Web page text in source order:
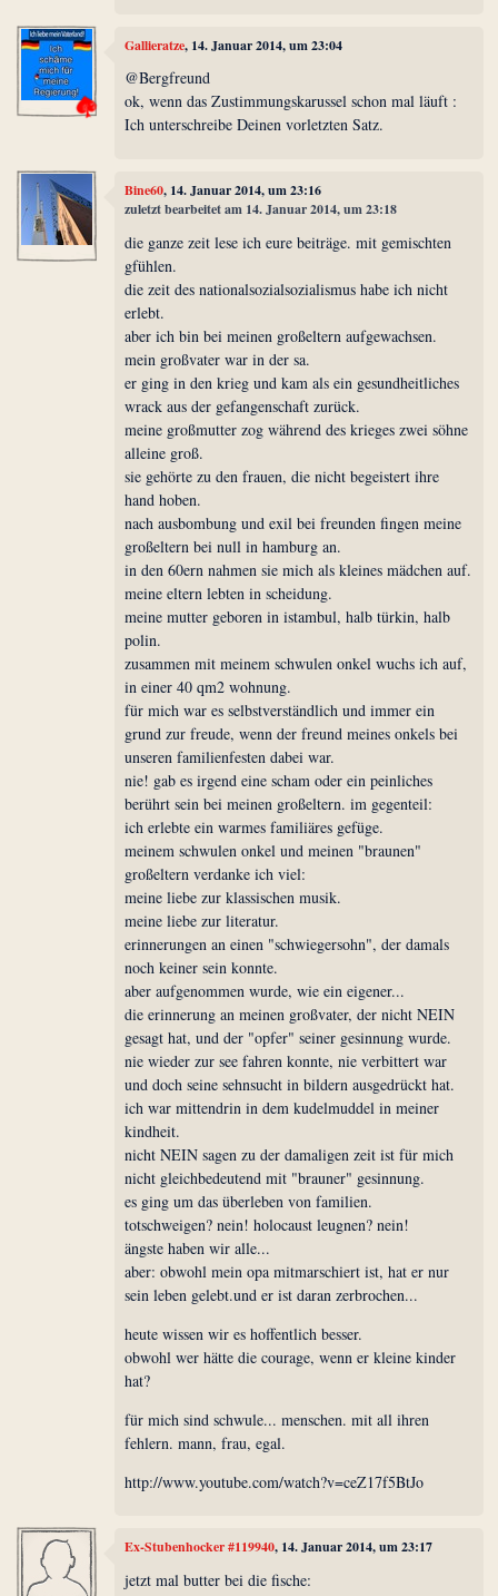
Gallieratze, 14. Januar 2014, um 23:04
@Bergfreund
ok, wenn das Zustimmungskarussel schon mal läuft :
Ich unterschreibe Deinen vorletzten Satz.
Bine60, 14. Januar 2014, um 23:16
zuletzt bearbeitet am 14. Januar 2014, um 23:18
die ganze zeit lese ich eure beiträge. mit gemischten
gfühlen.
die zeit des nationalsozialsozialismus habe ich nicht
erlebt.
aber ich bin bei meinen großeltern aufgewachsen.
mein großvater war in der sa.
er ging in den krieg und kam als ein gesundheitliches
wrack aus der gefangenschaft zurück.
meine großmutter zog während des krieges zwei söhne
alleine groß.
sie gehörte zu den frauen, die nicht begeistert ihre
hand hoben.
nach ausbombung und exil bei freunden fingen meine
großeltern bei null in hamburg an.
in den 60ern nahmen sie mich als kleines mädchen auf.
meine eltern lebten in scheidung.
meine mutter geboren in istambul, halb türkin, halb
polin.
zusammen mit meinem schwulen onkel wuchs ich auf,
in einer 40 qm2 wohnung.
für mich war es selbstverständlich und immer ein
grund zur freude, wenn der freund meines onkels bei
unseren familienfesten dabei war.
nie! gab es irgend eine scham oder ein peinliches
berührt sein bei meinen großeltern. im gegenteil:
ich erlebte ein warmes familiäres gefüge.
meinem schwulen onkel und meinen "braunen"
großeltern verdanke ich viel:
meine liebe zur klassischen musik.
meine liebe zur literatur.
erinnerungen an einen "schwiegersohn", der damals
noch keiner sein konnte.
aber aufgenommen wurde, wie ein eigener...
die erinnerung an meinen großvater, der nicht NEIN
gesagt hat, und der "opfer" seiner gesinnung wurde.
nie wieder zur see fahren konnte, nie verbittert war
und doch seine sehnsucht in bildern ausgedrückt hat.
ich war mittendrin in dem kudelmuddel in meiner
kindheit.
nicht NEIN sagen zu der damaligen zeit ist für mich
nicht gleichbedeutend mit "brauner" gesinnung.
es ging um das überleben von familien.
totschweigen? nein! holocaust leugnen? nein!
ängste haben wir alle...
aber: obwohl mein opa mitmarschiert ist, hat er nur
sein leben gelebt.und er ist daran zerbrochen...
heute wissen wir es hoffentlich besser.
obwohl wer hätte die courage, wenn er kleine kinder
hat?
für mich sind schwule... menschen. mit all ihren
fehlern. mann, frau, egal.
http://www.youtube.com/watch?v=ceZ17f5BtJo
Ex-Stubenhocker #119940, 14. Januar 2014, um 23:17
jetzt mal butter bei die fische: